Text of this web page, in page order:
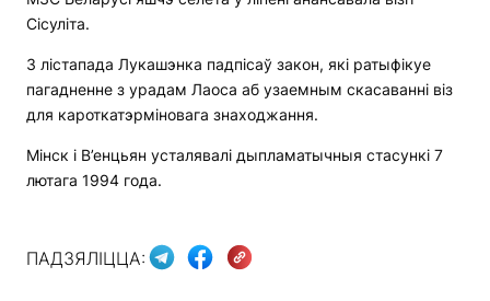
Сісуліта.
3 лістапада Лукашэнка падпісаў закон, які ратыфікуе
пагадненне з урадам Лаоса аб узаемным скасаванні віз
для кароткатэрміновага знаходжання.
Мінск і В’енцьян усталявалі дыпламатычныя стасункі 7
лютага 1994 года.
ПАДЗЯЛІЦЦА: